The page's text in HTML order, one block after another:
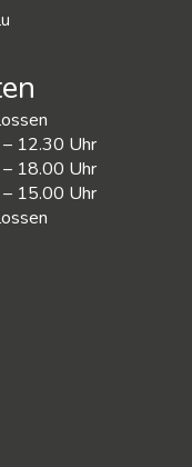
12.30 Uhr
18.00 Uhr
15.00 Uhr